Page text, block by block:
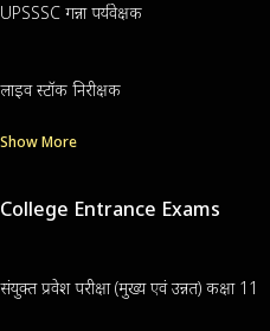
UPSSSC गन्ना पर्यवेक्षक
लाइव स्टॉक निरीक्षक
Show More
College Entrance Exams
संयुक्त प्रवेश परीक्षा (मुख्य एवं उन्नत) कक्षा 11